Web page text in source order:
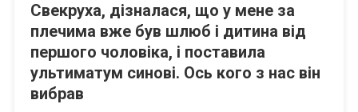
Свекруха, дізналася, що у мене за
плечима вже був шлюб і дитина від
першого чоловіка, і поставила
ультиматум синові. Ось кого з нас він
вибрав